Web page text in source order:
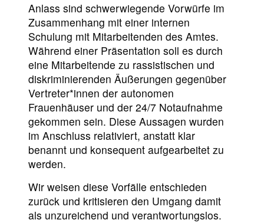
Anlass sind schwerwiegende Vorwürfe im
Zusammenhang mit einer internen
Schulung mit Mitarbeitenden des Amtes.
Während einer Präsentation soll es durch
eine Mitarbeitende zu rassistischen und
diskriminierenden Äußerungen gegenüber
Vertreter*innen der autonomen
Frauenhäuser und der 24/7 Notaufnahme
gekommen sein. Diese Aussagen wurden
im Anschluss relativiert, anstatt klar
benannt und konsequent aufgearbeitet zu
werden.
Wir weisen diese Vorfälle entschieden
zurück und kritisieren den Umgang damit
als unzureichend und verantwortungslos.